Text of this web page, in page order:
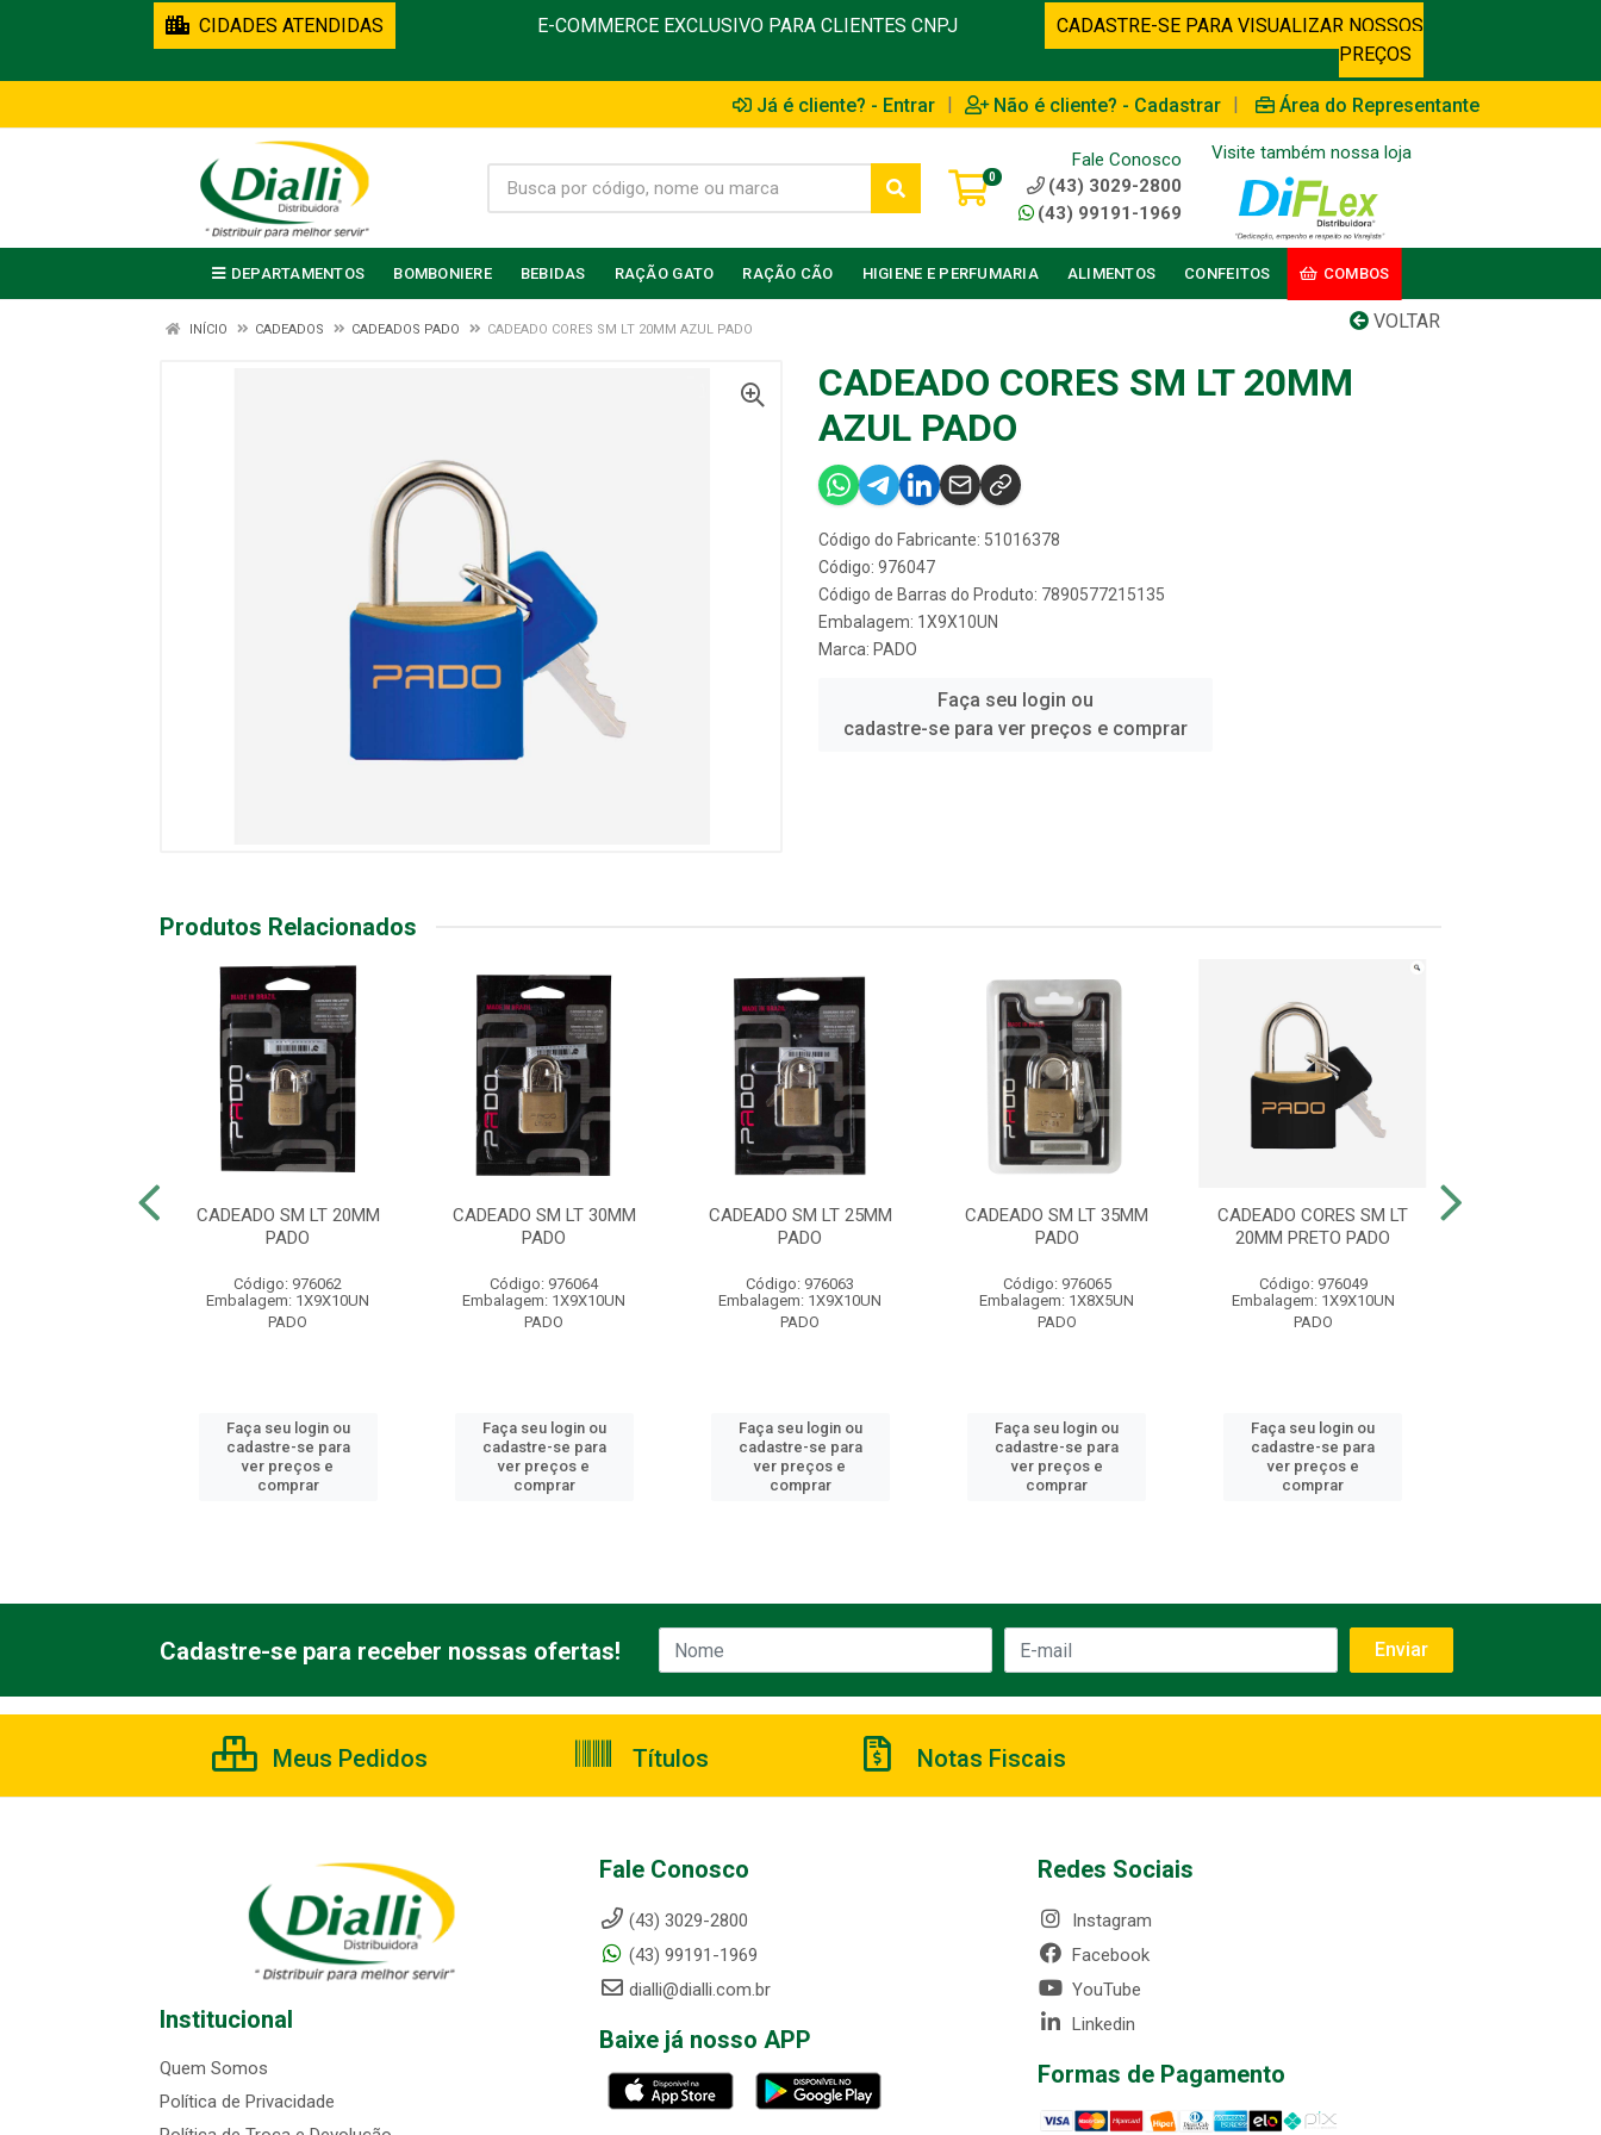
CIDADES ATENDIDAS E-COMMERCE EXCLUSIVO PARA CLIENTES CNPJ
CADASTRE-SE PARA VISUALIZAR NOSSOS
PREÇOS
Já é cliente? - Entrar | Não é cliente? - Cadastrar | Área do Representante
0
Fale Conosco
(43) 3029-2800
(43) 99191-1969
Visite também nossa loja
DEPARTAMENTOS BOMBONIERE BEBIDAS RAÇÃO GATO RAÇÃO CÃO HIGIENE E PERFUMARIA ALIMENTOS CONFEITOS COMBOS
VOLTAR
INÍCIO CADEADOS CADEADOS PADO CADEADO CORES SM LT 20MM AZUL PADO
CADEADO CORES SM LT 20MM
AZUL PADO
Código do Fabricante: 51016378
Código: 976047
Código de Barras do Produto: 7890577215135
Embalagem: 1X9X10UN
Marca: PADO
Faça seu login ou
cadastre-se para ver preços e comprar
Produtos Relacionados
CADEADO SM LT 20MM
PADO
Código: 976062
Embalagem: 1X9X10UN
PADO
Faça seu login ou
cadastre-se para
ver preços e
comprar
CADEADO SM LT 30MM
PADO
Código: 976064
Embalagem: 1X9X10UN
PADO
Faça seu login ou
cadastre-se para
ver preços e
comprar
CADEADO SM LT 25MM
PADO
Código: 976063
Embalagem: 1X9X10UN
PADO
Faça seu login ou
cadastre-se para
ver preços e
comprar
CADEADO SM LT 35MM
PADO
Código: 976065
Embalagem: 1X8X5UN
PADO
Faça seu login ou
cadastre-se para
ver preços e
comprar
CADEADO CORES SM LT
20MM PRETO PADO
Código: 976049
Embalagem: 1X9X10UN
PADO
Faça seu login ou
cadastre-se para
ver preços e
comprar
Cadastre-se para receber nossas ofertas!
Meus Pedidos Títulos Notas Fiscais
Institucional
Quem Somos
Política de Privacidade
Fale Conosco
(43) 3029-2800
(43) 99191-1969
dialli@dialli.com.br
Baixe já nosso APP
Redes Sociais
Instagram
Facebook
YouTube
Linkedin
Formas de Pagamento